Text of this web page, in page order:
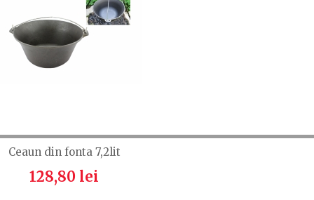
Ceaun din fonta 7,2lit
128,80 lei